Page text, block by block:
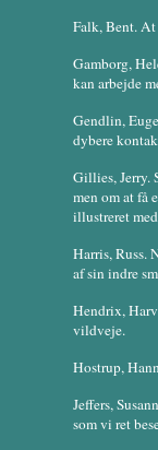
Falk, Bent.
Gamborg,
kan arbejde
Gendlin,
dybere
Gillies, Jerry.
men om at få
illustreret
Harris, Russ.
af sin indre
Hendrix,
vildveje.
Hostrup,
Jeffers,
som vi ret